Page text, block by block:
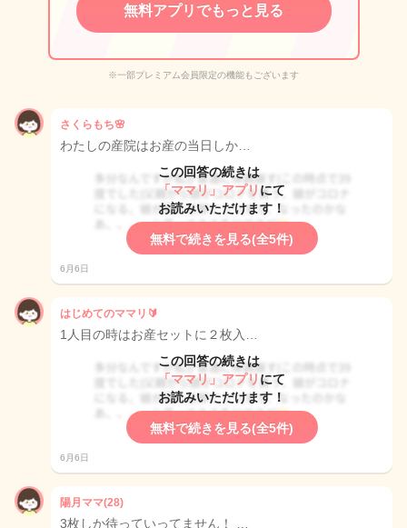
無料アプリでもっと見る
※一部プレミアム会員限定の機能もございます
さくらもち🌸
わたしの産院はお産の当日しか…
この回答の続きは
「ママリ」アプリ にて
お読みいただけます！
無料で続きを見る(全5件)
6月6日
はじめてのママリ🔰
1人目の時はお産セットに２枚入…
この回答の続きは
「ママリ」アプリ にて
お読みいただけます！
無料で続きを見る(全5件)
6月6日
陽月ママ(28)
3枚しか待っていってません！ …